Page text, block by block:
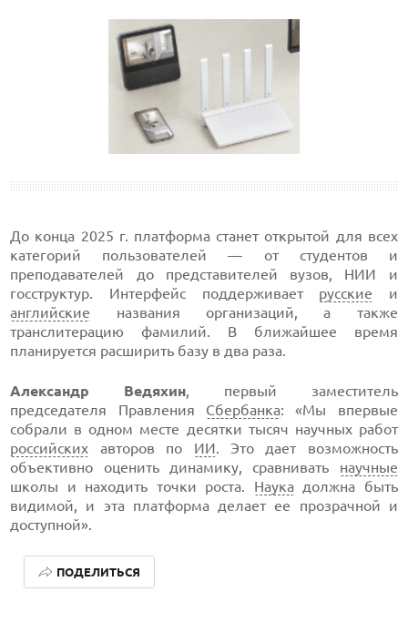
До конца 2025 г. платформа станет открытой для всех
категорий пользователей — от студентов и
преподавателей до представителей вузов, НИИ и
госструктур. Интерфейс поддерживает русские и
английские названия организаций, а также
транслитерацию фамилий. В ближайшее время
планируется расширить базу в два раза.
Александр Ведяхин, первый заместитель
председателя Правления Сбербанка: «Мы впервые
собрали в одном месте десятки тысяч научных работ
российских авторов по ИИ. Это дает возможность
объективно оценить динамику, сравнивать научные
школы и находить точки роста. Наукадолжна быть
видимой, и эта платформа делает ее прозрачной и
доступной».
ПОДЕЛИТЬСЯ